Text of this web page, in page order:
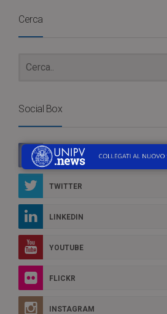
Cerca
Social Box
FACEBOOK
TWITTER
LINKEDIN
YOUTUBE
FLICKR
INSTAGRAM